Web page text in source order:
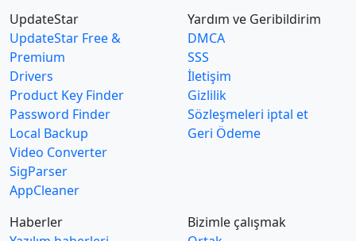
UpdateStar
UpdateStar Free &
Premium
Drivers
Product Key Finder
Password Finder
Local Backup
Video Converter
SigParser
AppCleaner
Yardım ve Geribildirim
DMCA
SSS
İletişim
Gizlilik
Sözleşmeleri iptal et
Geri Ödeme
Haberler
Bizimle çalışmak